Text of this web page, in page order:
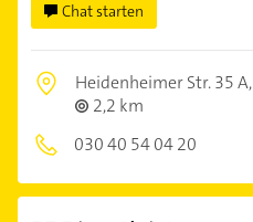
Chat starten
Heidenheimer Str. 35 A,
2,2 km
030 40 54 04 20